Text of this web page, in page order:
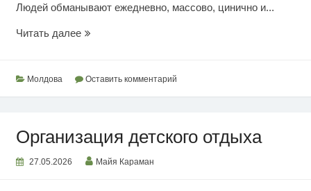
Людей обманывают ежедневно, массово, цинично и...
Читать далееТеррор
Молдова Оставить комментарий
Организация детского отдыха
27.05.2026 Майя Караман